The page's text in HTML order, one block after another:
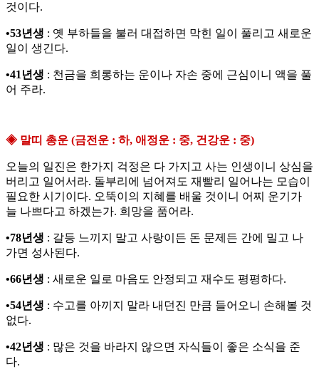
것이다.
•53년생 : 옛 부하들을 불러 대접하면 막힌 일이 풀리고 새로운
일이 생긴다.
•41년생 : 천금을 희롱하는 운이나 자손 중에 근심이니 액을 풀
어 주라.
◈ 말띠 총운 (금전운 : 하, 애정운 : 중, 건강운 : 중)
오늘의 일진은 한가지 걱정은 다 가지고 사는 인생이니 상심을
버리고 일어서라. 돌부리에 넘어져도 재빨리 일어나는 모습이
필요한 시기이다. 오뚝이의 지혜를 배울 것이니 어찌 운기가
늘 나쁘다고 하겠는가. 희망을 품어라.
•78년생 : 갈등 느끼지 말고 사랑이든 돈 문제든 간에 밀고 나
가면 성사된다.
•66년생 : 새로운 일로 마음도 안정되고 재수도 평평하다.
•54년생 : 수고를 아끼지 말라 내던진 만큼 들어오니 손해볼 것
없다.
•42년생 : 많은 것을 바라지 않으면 자식들이 좋은 소식을 준
다.